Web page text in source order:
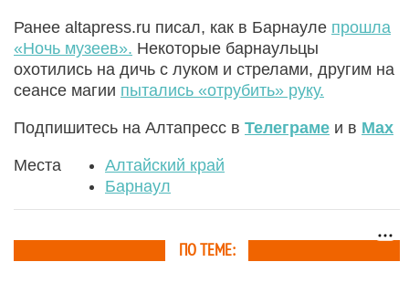
Ранее altapress.ru писал, как в Барнауле прошла
«Ночь музеев». Некоторые барнаульцы
охотились на дичь с луком и стрелами, другим на
сеансе магии пытались «отрубить» руку.
Подпишитесь на Алтапресс в Телеграме и в Max
Места
Алтайский край
Барнаул
ПО ТЕМЕ: